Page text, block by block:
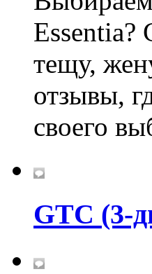
Essentia?
тещу,
отзывы,
своего
GTC (3-